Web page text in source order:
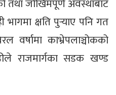
तथा जोखिमपूर्ण अवस्थाबाट
भागमा क्षति पुर्‍याए पनि गत
काभ्रेपलाञ्चोकको
राजमार्गका सडक खण्ड